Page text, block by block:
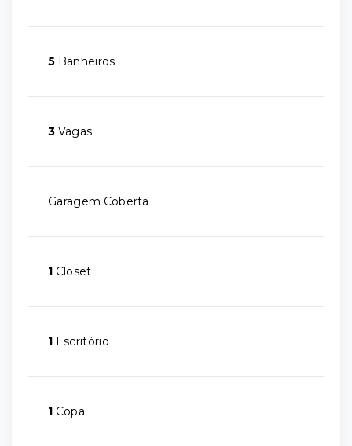
5 Banheiros
3 Vagas
Garagem Coberta
1 Closet
1 Escritório
1 Copa